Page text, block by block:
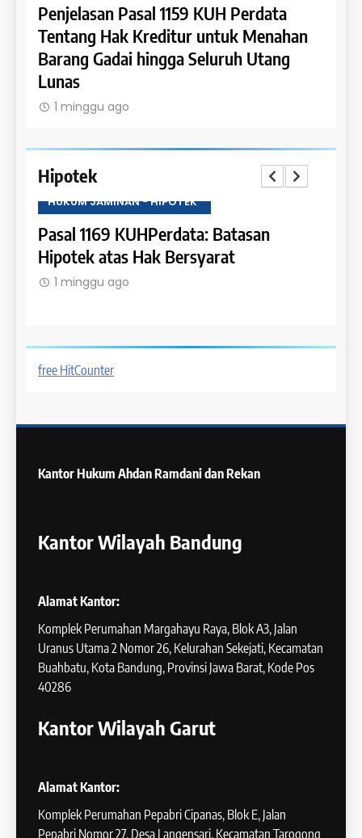
Penjelasan Pasal 1159 KUH Perdata
Tentang Hak Kreditur untuk Menahan
Barang Gadai hingga Seluruh Utang
Lunas
1 minggu ago
Hipotek
HUKUM JAMINAN - HIPOTEK
Pasal 1169 KUHPerdata: Batasan
Hipotek atas Hak Bersyarat
1 minggu ago
free HitCounter
Kantor Hukum Ahdan Ramdani dan Rekan
Kantor Wilayah Bandung
Alamat Kantor:
Komplek Perumahan Margahayu Raya, Blok A3, Jalan
Uranus Utama 2 Nomor 26, Kelurahan Sekejati, Kecamatan
Buahbatu, Kota Bandung, Provinsi Jawa Barat, Kode Pos
40286
Kantor Wilayah Garut
Alamat Kantor:
Komplek Perumahan Pepabri Cipanas, Blok E, Jalan
Pepabri Nomor 27, Desa Langensari, Kecamatan Tarogong